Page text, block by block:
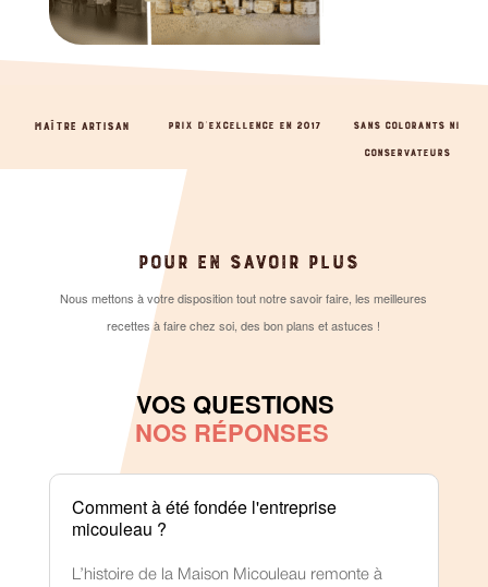
MAÎTRE ARTISAN PRIX D’EXCELLENCE EN 2017 SANS COLORANTS NI
CONSERVATEURS
POUR EN SAVOIR PLUS
Nous mettons à votre disposition tout notre savoir faire, les meilleures
recettes à faire chez soi, des bon plans et astuces !
VOS QUESTIONS
NOS RÉPONSES
Comment à été fondée l'entreprise
micouleau ?
L’histoire de la Maison Micouleau remonte à